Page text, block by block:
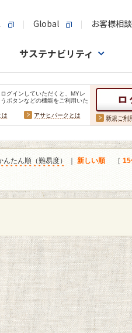
Global お客様相
サステナビリティ
グインしていただくと、MYレ
ボタンなどの機能をご利用いた
は
アサヒパークとは 新規ご利
んたん順（難易度） 新しい順 ［ 15